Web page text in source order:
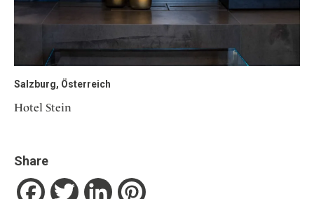
Salzburg, Österreich
Hotel Stein
Share
FacebookTwitter LinkedIn